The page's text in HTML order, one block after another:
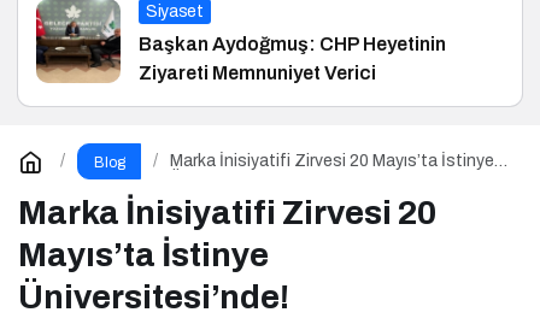
Siyaset
Başkan Aydoğmuş: CHP Heyetinin
Ziyareti Memnuniyet Verici
Blog
Marka İnisiyatifi Zirvesi 20 Mayıs’ta İstinye
Marka İnisiyatifi Zirvesi 20
Mayıs’ta İstinye
Üniversitesi’nde!